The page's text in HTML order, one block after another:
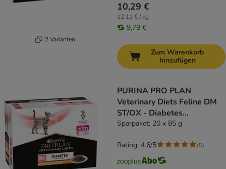
2 Varianten
10,29 €
12,11 € / kg
9,78 €
Zum Warenkorb
hinzufügen
PURINA PRO PLAN
Veterinary Diets Feline DM
ST/OX - Diabetes
Management Huhn
Sparpaket: 20 x 85 g
Rating: 4.6/5 (5)